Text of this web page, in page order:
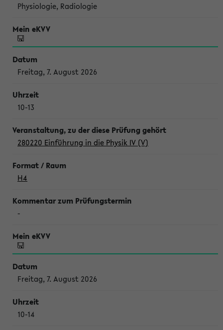
Physiologie, Radiologie
Freitag, 7. August 2026
10-13
280220 Einführung in die Physik IV (V)
H4
-
Freitag, 7. August 2026
10-14